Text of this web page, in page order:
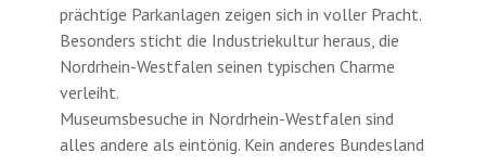
prächtige Parkanlagen zeigen sich in voller Pracht.
Besonders sticht die Industriekultur heraus, die
Nordrhein-Westfalen seinen typischen Charme
verleiht.
Museumsbesuche in Nordrhein-Westfalen sind
alles andere als eintönig. Kein anderes Bundesland